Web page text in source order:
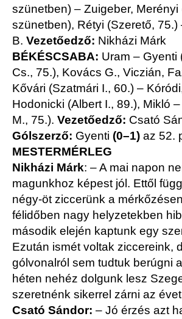
szünetben) – Zuigeber, Merényi
szünetben), Rétyi (Szerető, 75.)
B. Vezetőedző: Nikházi Márk
BÉKÉSCSABA: Uram – Gyenti
Cs., 75.), Kovács G., Viczián,
Kővári (Szatmári I., 60.) –
Hodonicki (Albert I., 89.), Mikló
M., 75.). Vezetőedző: Csató
Gólszerző: Gyenti (0–1) az 52.
MESTERMÉRLEG
Nikházi Márk: – A mai napon
magunkhoz képest jól. Ettől
négy-öt ziccerünk a
félidőben nagy helyzetekben
második elején kaptunk egy
Ezután ismét voltak ziccereink,
gólvonalról sem tudtuk berúgni
héten nehéz dolgunk lesz
szeretnénk sikerrel zárni az
Csató Sándor: – Jó érzés azt